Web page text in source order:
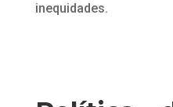
inequidades.